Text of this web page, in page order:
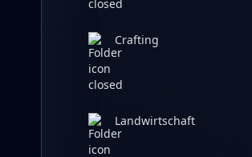
Crafting
Landwirtschaft